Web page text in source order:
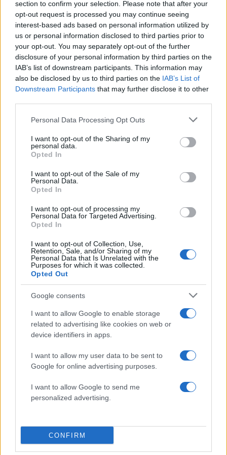
section to confirm your selection. Please note that after your
opt-out request is processed you may continue seeing
interest-based ads based on personal information utilized by
us or personal information disclosed to third parties prior to
your opt-out. You may separately opt-out of the further
disclosure of your personal information by third parties on the
IAB’s list of downstream participants. This information may
also be disclosed by us to third parties on the IAB’s List of
Downstream Participants that may further disclose it to other
Please note that this website/app uses one or more Google
not limited to your visit or usage behaviour. You may click to
grant or deny consent to Google and its third-party tags to
use your data for below specified purposes in below Google
consent section.
Personal Data Processing Opt Outs
I want to opt-out of the Sharing of my
personal data.
Opted In
I want to opt-out of the Sale of my
Personal Data.
Opted In
I want to opt-out of processing my
Personal Data for Targeted Advertising.
Opted In
I want to opt-out of Collection, Use,
Retention, Sale, and/or Sharing of my
Personal Data that Is Unrelated with the
Purposes for which it was collected.
Opted Out
Google consents
I want to allow Google to enable storage
related to advertising like cookies on web or
device identifiers in apps.
I want to allow my user data to be sent to
Google for online advertising purposes.
I want to allow Google to send me
personalized advertising.
CONFIRM
Δωδεκάνησα τους 37 με 38 βαθμούς Κελσίου.
3.Την Τετάρτη (09-07-25) αναμένεται μικρή
περαιτέρω πτώση των υψηλών θερμοκρασιών
στο Ιόνιο και τα δυτικά ηπειρωτικά, ενώ στα
ανατολικά ηπειρωτικά και το Αιγαίο οι
θερμοκρασίες θα διατηρηθούν στα ίδια υψηλά
α)στα ανατολικά ηπειρωτικά κατά τόπους τους 40
με 42 βαθμούς Κελσίου.
β)στα δυτικά ηπειρωτικά τους 35 με 36 και κατά
γ)στα νησιά του Ανατολικού Αιγαίου, τα
Δωδεκάνησα και κατά τόπους στην Κρήτη τους
37 με 38 βαθμούς Κελσίου.
Πολύ υψηλός κίνδυνος πυρκαγιάς
σε Αττική, Πελοπόννησο,
Θεσσαλία, Στερεά Ελλάδα και
Δυτική Ελλάδα
Πολύ υψηλός κίνδυνος πυρκαγιάς (κατηγορία
κινδύνου 4) προβλέπεται αύριο,Τρίτη 08 Ιουλίου,
στην Αττική, καθώς και σε περιοχές των
περιφερειών Πελοποννήσου, Θεσσαλίας,
Στερεάς Ελλάδας και Δυτικής Ελλάδας,
Πυρκαγιάς που εκδίδει η Γενική Γραμματεία
Πολιτικής Προστασίας του υπουργείου
Προστασίας (civilprotection.gov.gr).<